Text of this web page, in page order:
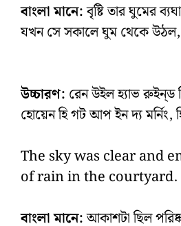
বাংলা মানে:বৃষ্টি তার ঘুমের
যখন সে সকালে ঘুম থেকে
উচ্চারণ: রেন উইল হ্যাভ রুইন্‌ড
হোয়েন হি গট আপ ইন দ্য
The sky was clear and
of rain in the courtyard.
বাংলা মানে:আকাশটা ছিল